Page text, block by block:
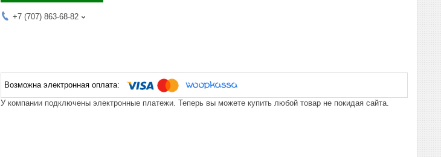
+7 (707) 863-68-82
У компании подключены электронные платежи. Теперь вы можете купить любой товар не покидая сайта.